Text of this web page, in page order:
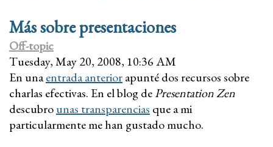
Más sobre presentaciones
Off-topic
Tuesday, May 20, 2008, 10:36 AM
En unaentrada anteriorapunté dos recursos sobre
charlas efectivas. En el blog dePresentation Zen
descubrounas transparencias que a mi
particularmente me han gustado mucho.